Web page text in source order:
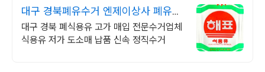
대구 경북폐유수거 엔제이상사 폐유초
고가매입/원가식용유판매
대구 경북 폐식용유 고가 매입 전문수거업체
식용유 저가 도소매 납품 신속 정직수거